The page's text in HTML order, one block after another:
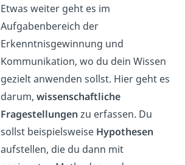
Etwas weiter geht es im
Aufgabenbereich der
Erkenntnisgewinnung und
Kommunikation, wo du dein Wissen
gezielt anwenden sollst. Hier geht es
darum, wissenschaftliche
Fragestellungen zu erfassen. Du
sollst beispielsweise Hypothesen
aufstellen, die du dann mit